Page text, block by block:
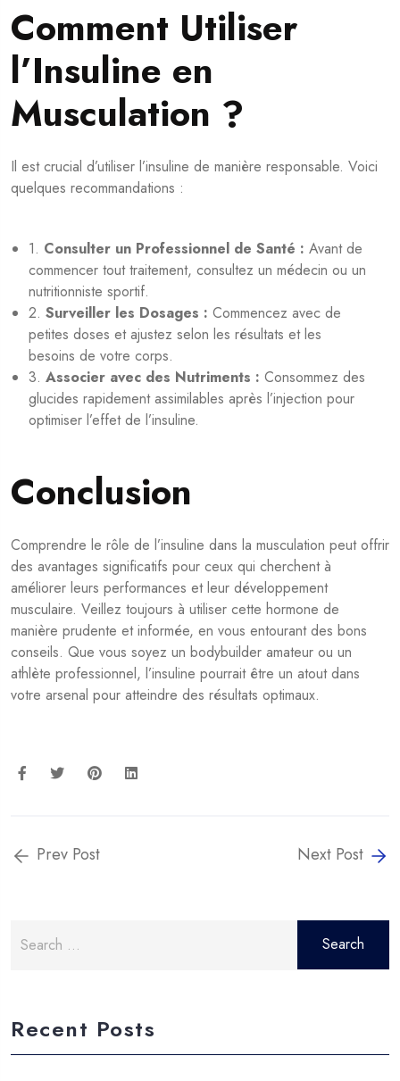
Comment Utiliser
l’Insuline en
Musculation ?
Il est crucial d’utiliser l’insuline de manière responsable. Voici
quelques recommandations :
1. Consulter un Professionnel de Santé : Avant de
commencer tout traitement, consultez un médecin ou un
nutritionniste sportif.
2. Surveiller les Dosages : Commencez avec de
petites doses et ajustez selon les résultats et les
besoins de votre corps.
3. Associer avec des Nutriments : Consommez des
glucides rapidement assimilables après l’injection pour
optimiser l’effet de l’insuline.
Conclusion
Comprendre le rôle de l’insuline dans la musculation peut offrir
des avantages significatifs pour ceux qui cherchent à
améliorer leurs performances et leur développement
musculaire. Veillez toujours à utiliser cette hormone de
manière prudente et informée, en vous entourant des bons
conseils. Que vous soyez un bodybuilder amateur ou un
athlète professionnel, l’insuline pourrait être un atout dans
votre arsenal pour atteindre des résultats optimaux.
Prev Post Next Post
for:
Recent Posts